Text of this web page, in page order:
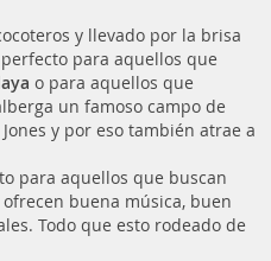
y llevado por la brisa
para aquellos que
o para aquellos que
un famoso campo de
y por eso también atrae a
para aquellos que buscan
buena música, buen
Todo que esto rodeado de